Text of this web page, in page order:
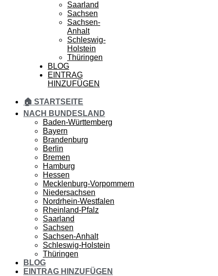
Saarland
Sachsen
Sachsen-
Anhalt
Schleswig-
Holstein
Thüringen
BLOG
EINTRAG
HINZUFÜGEN
🏠 STARTSEITE
NACH BUNDESLAND
Baden-Württemberg
Bayern
Brandenburg
Berlin
Bremen
Hamburg
Hessen
Mecklenburg-Vorpommern
Niedersachsen
Nordrhein-Westfalen
Rheinland-Pfalz
Saarland
Sachsen
Sachsen-Anhalt
Schleswig-Holstein
Thüringen
BLOG
EINTRAG HINZUFÜGEN